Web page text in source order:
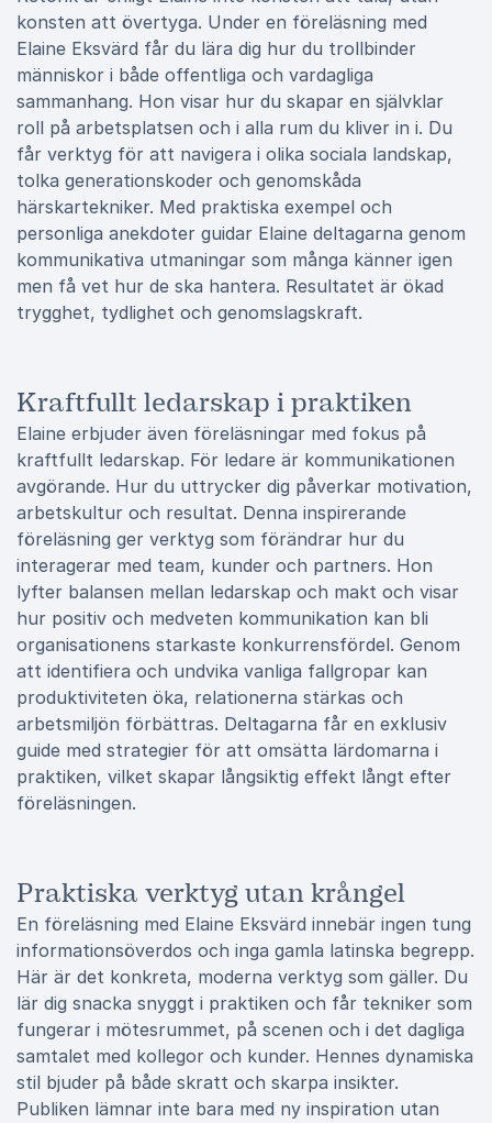
konsten att övertyga. Under en föreläsning med
Elaine Eksvärd får du lära dig hur du trollbinder
människor i både offentliga och vardagliga
sammanhang. Hon visar hur du skapar en självklar
roll på arbetsplatsen och i alla rum du kliver in i. Du
får verktyg för att navigera i olika sociala landskap,
tolka generationskoder och genomskåda
härskartekniker. Med praktiska exempel och
personliga anekdoter guidar Elaine deltagarna genom
kommunikativa utmaningar som många känner igen
men få vet hur de ska hantera. Resultatet är ökad
trygghet, tydlighet och genomslagskraft.
Kraftfullt ledarskap i praktiken
Elaine erbjuder även föreläsningar med fokus på
kraftfullt ledarskap. För ledare är kommunikationen
avgörande. Hur du uttrycker dig påverkar motivation,
arbetskultur och resultat. Denna inspirerande
föreläsning ger verktyg som förändrar hur du
interagerar med team, kunder och partners. Hon
lyfter balansen mellan ledarskap och makt och visar
hur positiv och medveten kommunikation kan bli
organisationens starkaste konkurrensfördel. Genom
att identifiera och undvika vanliga fallgropar kan
produktiviteten öka, relationerna stärkas och
arbetsmiljön förbättras. Deltagarna får en exklusiv
guide med strategier för att omsätta lärdomarna i
praktiken, vilket skapar långsiktig effekt långt efter
föreläsningen.
Praktiska verktyg utan krångel
En föreläsning med Elaine Eksvärd innebär ingen tung
informationsöverdos och inga gamla latinska begrepp.
Här är det konkreta, moderna verktyg som gäller. Du
lär dig snacka snyggt i praktiken och får tekniker som
fungerar i mötesrummet, på scenen och i det dagliga
samtalet med kollegor och kunder. Hennes dynamiska
stil bjuder på både skratt och skarpa insikter.
Publiken lämnar inte bara med ny inspiration utan